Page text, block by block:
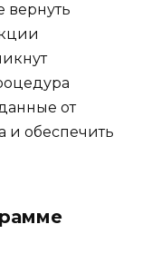
вернуть
от
и обеспечить